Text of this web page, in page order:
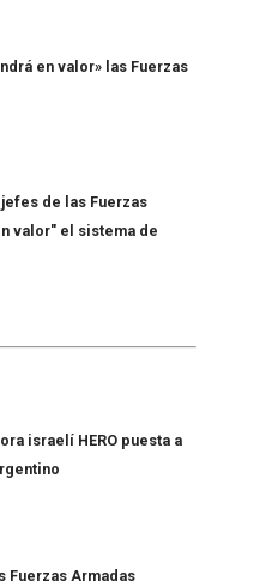
en valor» las Fuerzas
de las Fuerzas
valor" el sistema de
israelí HERO puesta a
Fuerzas Armadas